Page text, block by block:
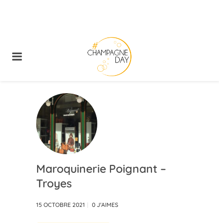
Maroquinerie Poignant –
Troyes
15 OCTOBRE 2021 0 J'AIMES